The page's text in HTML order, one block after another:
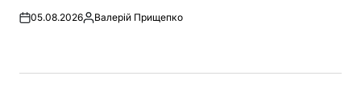
05.08.2026Запись
Валерій Прищепко